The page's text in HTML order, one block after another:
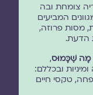
צומחת ובה
המביעים
מסות פרוזה,
הדעת.
מָה שֶׁכָּמוּס,
ובכללם:
טקסי חיים